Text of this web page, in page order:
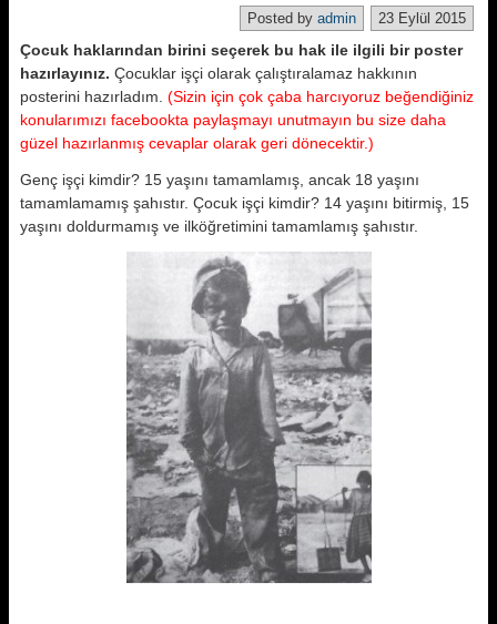
23 Eylül 2015
Posted by admin
Çocuk haklarından birini seçerek bu hak ile ilgili bir poster
hazırlayınız. Çocuklar işçi olarak çalıştıralamaz hakkının
posterini hazırladım. (Sizin için çok çaba harcıyoruz beğendiğiniz
konularımızı facebookta paylaşmayı unutmayın bu size daha
güzel hazırlanmış cevaplar olarak geri dönecektir.)
Genç işçi kimdir? 15 yaşını tamamlamış, ancak 18 yaşını
tamamlamamış şahıstır. Çocuk işçi kimdir? 14 yaşını bitirmiş, 15
yaşını doldurmamış ve ilköğretimini tamamlamış şahıstır.